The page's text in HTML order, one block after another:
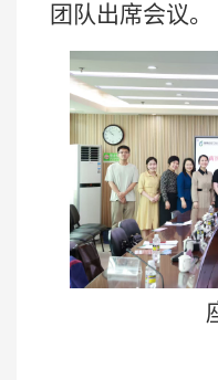
团队出席会议。